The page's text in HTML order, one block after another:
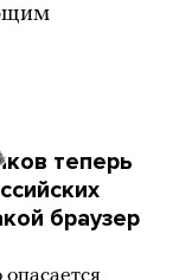
теперь
браузер